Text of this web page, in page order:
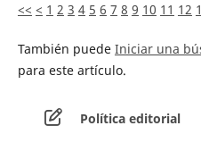
<< < 1 2 3 4 5 6 7 8 9 10 11 12
También puede Iniciar una
para este artículo.
Política editorial